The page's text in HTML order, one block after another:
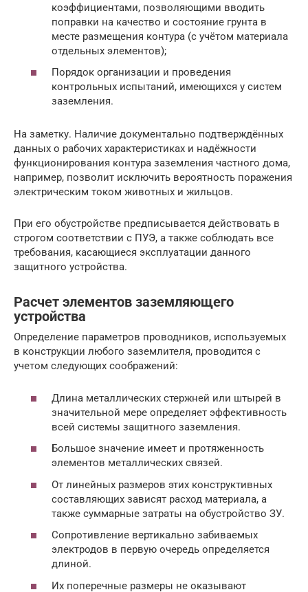
коэффициентами, позволяющими вводить
поправки на качество и состояние грунта в
месте размещения контура (с учётом материала
отдельных элементов);
Порядок организации и проведения
контрольных испытаний, имеющихся у систем
заземления.
На заметку. Наличие документально подтверждённых
данных о рабочих характеристиках и надёжности
функционирования контура заземления частного дома,
например, позволит исключить вероятность поражения
электрическим током животных и жильцов.
При его обустройстве предписывается действовать в
строгом соответствии с ПУЭ, а также соблюдать все
требования, касающиеся эксплуатации данного
защитного устройства.
Расчет элементов заземляющего
устройства
Определение параметров проводников, используемых
в конструкции любого заземлителя, проводится с
учетом следующих соображений:
Длина металлических стержней или штырей в
значительной мере определяет эффективность
всей системы защитного заземления.
Большое значение имеет и протяженность
элементов металлических связей.
От линейных размеров этих конструктивных
составляющих зависят расход материала, а
также суммарные затраты на обустройство ЗУ.
Сопротивление вертикально забиваемых
электродов в первую очередь определяется
длиной.
Их поперечные размеры не оказывают